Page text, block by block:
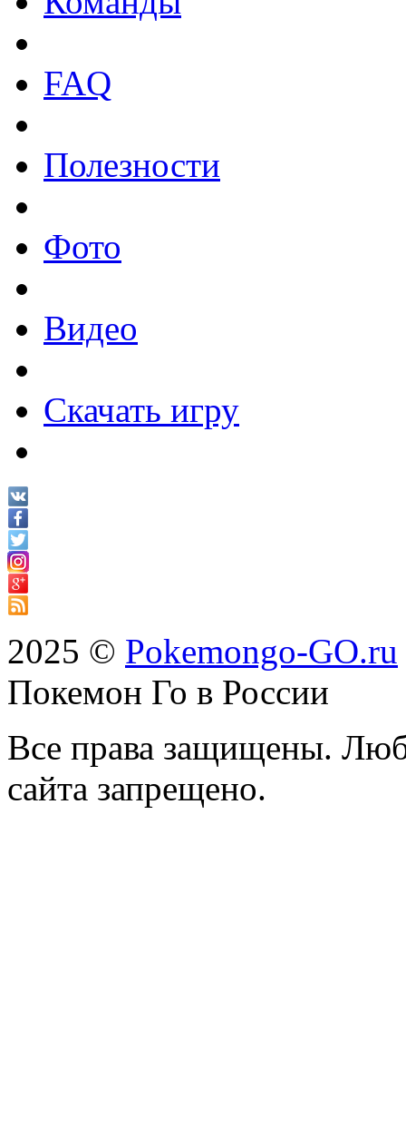
FAQ
Полезности
Фото
Видео
Скачать игру
2025 © Pokemongo-GO.ru
Покемон Го в России
Все права защищены.
сайта запрещено.